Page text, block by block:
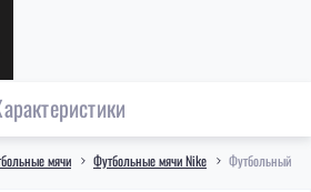
мячи Футбольные мячи Nike Футбольный